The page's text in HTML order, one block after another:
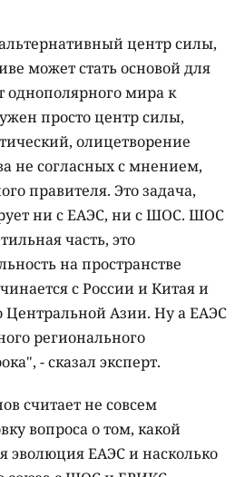
центр силы,
может стать основой для
однополярного мира к
просто центр силы,
олицетворение
не согласных с мнением,
правителя. Это задача,
ни с ЕАЭС, ни с ШОС. ШОС
часть, это
на пространстве
с России и Китая и
Центральной Азии. Ну а ЕАЭС
регионального
- сказал эксперт.
считает не совсем
вопроса о том, какой
эволюция ЕАЭС и насколько